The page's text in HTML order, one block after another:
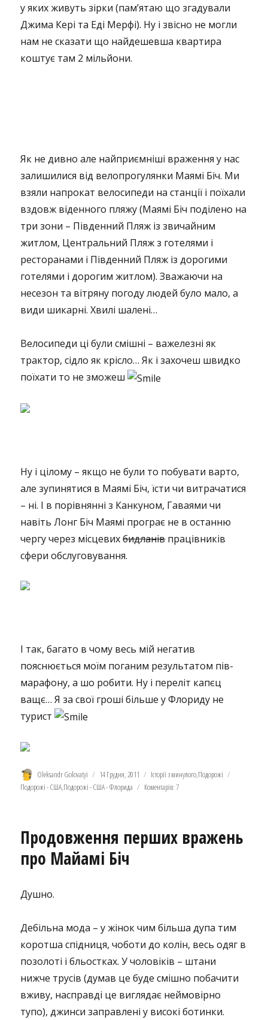
у яких живуть зірки (пам’ятаю що згадували
Джима Кері та Еді Мерфі). Ну і звісно не могли
нам не сказати що найдешевша квартира
коштує там 2 мільйони.
Як не дивно але найприємніші враження у нас
залишилися від велопрогулянки Маямі Біч. Ми
взяли напрокат велосипеди на станції і поїхали
вздовж віденного пляжу (Маямі Біч поділено на
три зони – Південний Пляж із звичайним
житлом, Центральний Пляж з готелями і
ресторанами і Південний Пляж із дорогими
готелями і дорогим житлом). Зважаючи на
несезон та вітряну погоду людей було мало, а
види шикарні. Хвилі шалені…
Велосипеди ці були смішні – важелезні як
трактор, сідло як крісло… Як і захочеш швидко
поїхати то не зможеш
Ну і цілому – якщо не були то побувати варто,
але зупинятися в Маямі Біч, їсти чи витрачатися
– ні. І в порівнянні з Канкуном, Гаваями чи
навіть Лонг Біч Маямі програє не в останню
чергу через місцевихбидланівпрацівників
сфери обслуговування.
І так, багато в чому весь мій негатив
пояснюється моїм поганим результатом пів-
марафону, а шо робити. Ну і переліт капєц
ващє… Я за свої гроші більше у Флориду не
турист
Автор
Oleksandr Golovatyi Оприлюднено
14 Грудня, 2011 Категорії
Історії з минулого,Подорожі
Подорожі - США,Подорожі - США - Флорида Коментарів: 7
Продовження перших вражень
про Майамі Біч
Душно.
Дебільна мода – у жінок чим більша дупа тим
коротша спідниця, чоботи до колін, весь одяг в
позолоті і бльостках. У чоловіків – штани
нижче трусів (думав це буде смішно побачити
вживу, насправді це виглядає неймовірно
тупо), джинси заправлені у високі ботинки.